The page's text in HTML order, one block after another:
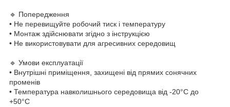
🔹 Попередження
• Не перевищуйте робочий тиск і температуру
• Монтаж здійснювати згідно з інструкцією
• Не використовувати для агресивних середовищ
🔹 Умови експлуатації
• Внутрішні приміщення, захищені від прямих сонячних
променів
• Температура навколишнього середовища від -20°C до
+50°C